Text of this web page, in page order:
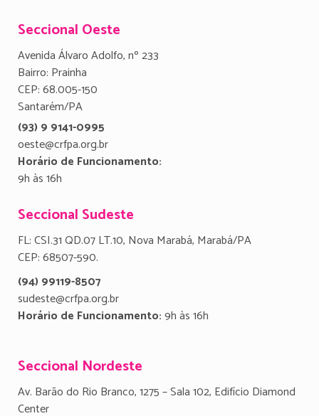
Seccional Oeste
Avenida Álvaro Adolfo, nº 233
Bairro: Prainha
CEP: 68.005-150
Santarém/PA
(93) 9 9141-0995
oeste@crfpa.org.br
Horário de Funcionamento:
9h às 16h
Seccional Sudeste
FL: CSI.31 QD.07 LT.10, Nova Marabá, Marabá/PA
CEP: 68507-590.
(94) 99119-8507
sudeste@crfpa.org.br
Horário de Funcionamento:9h às 16h
Seccional Nordeste
Av. Barão do Rio Branco, 1275 – Sala 102, Edifício Diamond
Center